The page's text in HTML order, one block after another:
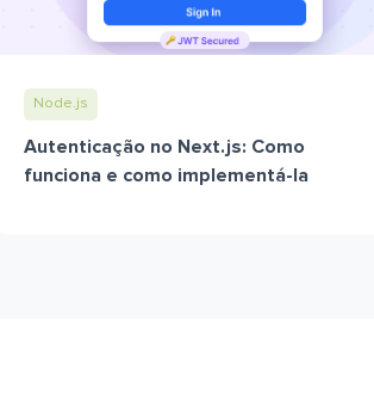
Node.js
Autenticação no Next.js: Como
funciona e como implementá-la